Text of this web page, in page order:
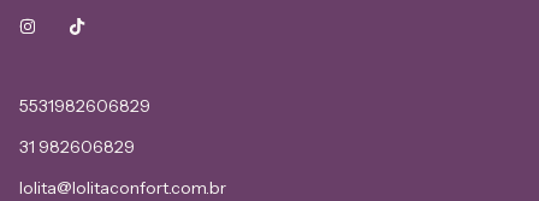
5531982606829
31 982606829
lolita@lolitaconfort.com.br